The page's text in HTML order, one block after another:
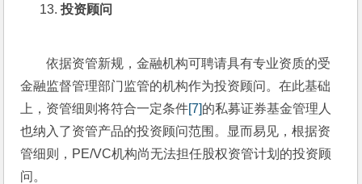
投资顾问
依据资管新规，金融机构可聘请具有专业资质的受
金融监督管理部门监管的机构作为投资顾问。在此基础
上，资管细则将符合一定条件[7]的私募证券基金管理人
也纳入了资管产品的投资顾问范围。显而易见，根据资
管细则，PE/VC机构尚无法担任股权资管计划的投资顾
问。